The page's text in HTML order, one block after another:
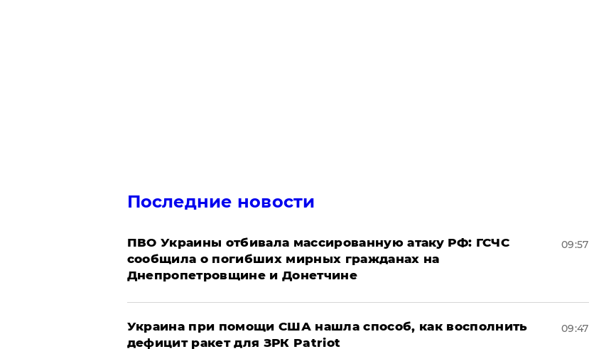
Последние новости
ПВО Украины отбивала массированную атаку РФ: ГСЧС
сообщила о погибших мирных гражданах на
Днепропетровщине и Донетчине
09:57
Украина при помощи США нашла способ, как восполнить
дефицит ракет для ЗРК Patriot
09:47